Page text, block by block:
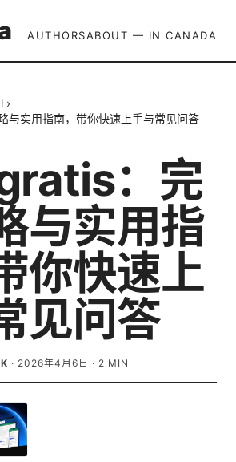
AUTHORSABOUT — IN CANADA
›
与实用指南，带你快速上手与常见问答
：完
与实用指
你快速上
见问答
· 2026年4月6日 · 2 MIN